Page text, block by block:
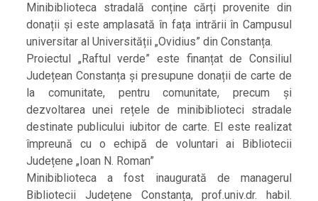
Minibiblioteca stradală conține cărți provenite din
donații și este amplasată în fața intrării în Campusul
universitar al Universității „Ovidius” din Constanța.
Proiectul „Raftul verde” este finanțat de Consiliul
Județean Constanța și presupune donații de carte de
la comunitate, pentru comunitate, precum și
dezvoltarea unei rețele de minibiblioteci stradale
destinate publicului iubitor de carte. El este realizat
împreună cu o echipă de voluntari ai Bibliotecii
Județene „Ioan N. Roman”
Minibiblioteca a fost inaugurată de managerul
Bibliotecii Județene Constanța, prof.univ.dr. habil.